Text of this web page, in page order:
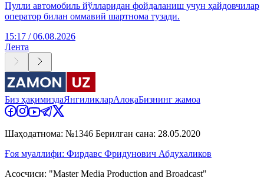
Пулли автомобиль йўлларидан фойдаланиш учун ҳайдовчилар
оператор билан оммавий шартнома тузади.
15:17 / 06.08.2026
Лента
Биз ҳақимиздаЯнгиликларАлоқаБизнинг жамоа
Шаҳодатнома: №1346 Берилган сана: 28.05.2020
Ғоя муаллифи: Фирдавс Фридунович Абдухаликов
Асосчиси: "Master Media Production and Broadcast"